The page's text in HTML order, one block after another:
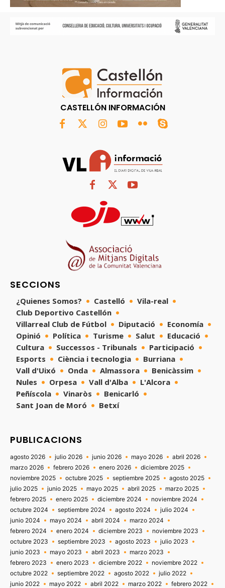
CASTELLÓN INFORMACIÓN
SECCIONS
¿Quienes Somos? Castelló
Vila-real
Club Deportivo Castellón
Villarreal Club de Fútbol
Diputació
Economía
Opinió
Política Turisme Salut
Educació
Cultura
Successos - Tribunals
Participació
Esports
Ciència i tecnologia
Burriana
Vall d'Uixó
Onda Almassora
Benicàssim
Nules
Orpesa Vall d'Alba
L'Alcora
Peñíscola
Vinaròs
Benicarló
Sant Joan de Moró
Betxí
PUBLICACIONS
agosto 2026 julio 2026 junio 2026 mayo 2026
abril 2026
marzo 2026
febrero 2026 enero 2026
diciembre 2025
noviembre 2025
octubre 2025 septiembre 2025
agosto 2025
julio 2025
junio 2025 mayo 2025 abril 2025
marzo 2025
febrero 2025
enero 2025 diciembre 2024
noviembre 2024
octubre 2024
septiembre 2024 agosto 2024
julio 2024
junio 2024
mayo 2024 abril 2024
marzo 2024
febrero 2024
enero 2024 diciembre 2023
noviembre 2023
octubre 2023
septiembre 2023 agosto 2023
julio 2023
junio 2023
mayo 2023 abril 2023
marzo 2023
febrero 2023
enero 2023 diciembre 2022
noviembre 2022
octubre 2022
septiembre 2022 agosto 2022
julio 2022
junio 2022
mayo 2022 abril 2022 marzo 2022
febrero 2022